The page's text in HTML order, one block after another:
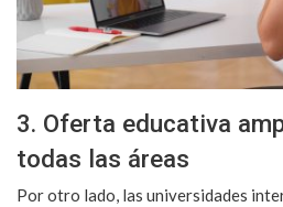
3. Oferta educativa
todas las áreas
Por otro lado, las universidades